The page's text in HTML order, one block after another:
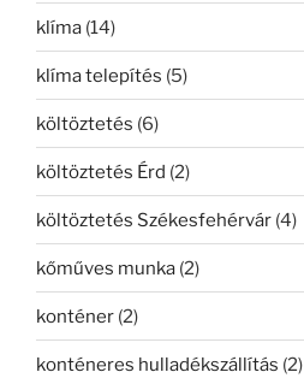
klíma (14)
klíma telepítés (5)
költöztetés (6)
költöztetés Érd (2)
költöztetés Székesfehérvár (4)
kőműves munka (2)
konténer (2)
konténeres hulladékszállítás (2)